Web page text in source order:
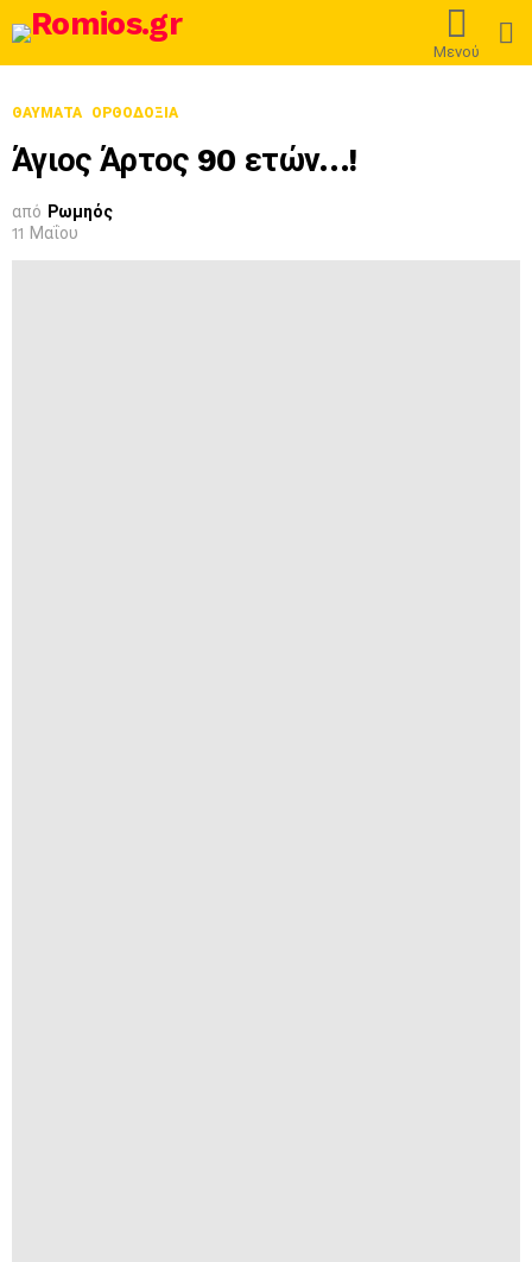
Μενού
ΘΑΎΜΑΤΑ ΟΡΘΟΔΟΞΊΑ
Άγιος Άρτος 90 ετών…!
από Ρωμηός
11 Μαΐου